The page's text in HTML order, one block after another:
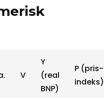
V
Y
(real
BNP)
P (pris-
indeks)